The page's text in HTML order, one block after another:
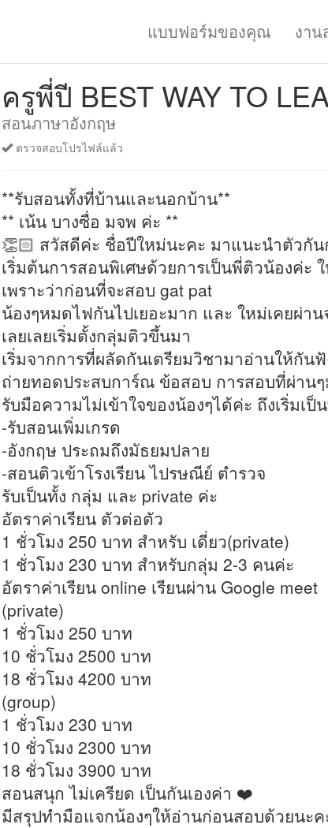
แบบฟอร์มของคุณ งา
ครูพี่ปี BEST WAY TO
สอนภาษาอังกฤษ
ตรวจสอบโปรไฟล์แล้ว
**รับสอนทั้งที่บ้านและนอกบ้าน**
** เน้น บางซื่อ มจพ ค่ะ **
👏🏻 สวัสดีค่ะ ชื่อปีใหม่นะคะ มาแนะนำตัวกั
เริ่มต้นการสอนพิเศษด้วยการเป็นพี่ติวน้องค่ะ
เพราะว่าก่อนที่จะสอบ gat pat
น้องๆหมดไฟกันไปเยอะมาก และ ใหม่เคยผ่า
เลยเลยเริ่มตั้งกลุ่มติวขึ้นมา
เริ่มจากการที่ผลัดกันเตรียมวิชามาอ่านให้กัน
ถ่ายทอดประสบการ์ณ ข้อสอบ การสอบที่ผ่าน
รับมือความไม่เข้าใจของน้องๆได้ค่ะ ถึงเริ่มเ
-รับสอนเพิ่มเกรด
-อังกฤษ ประถมถึงมัธยมปลาย
-สอนติวเข้าโรงเรียน ไปรษณีย์ ตำรวจ
รับเป็นทั้ง กลุ่ม และ private ค่ะ
อัตราค่าเรียน ตัวต่อตัว
1 ชั่วโมง 250 บาท สำหรับ เดี่ยว(private)
1 ชั่วโมง 230 บาท สำหรับกลุ่ม 2-3 คนค่ะ
อัตราค่าเรียน online เรียนผ่าน Google meet
(private)
1 ชั่วโมง 250 บาท
10 ชั่วโมง 2500 บาท
18 ชั่วโมง 4200 บาท
(group)
1 ชั่วโมง 230 บาท
10 ชั่วโมง 2300 บาท
18 ชั่วโมง 3900 บาท
สอนสนุก ไม่เครียด เป็นกันเองค่า ❤️
มีสรุปทำมือแจกน้องๆให้อ่านก่อนสอบด้วยนะค